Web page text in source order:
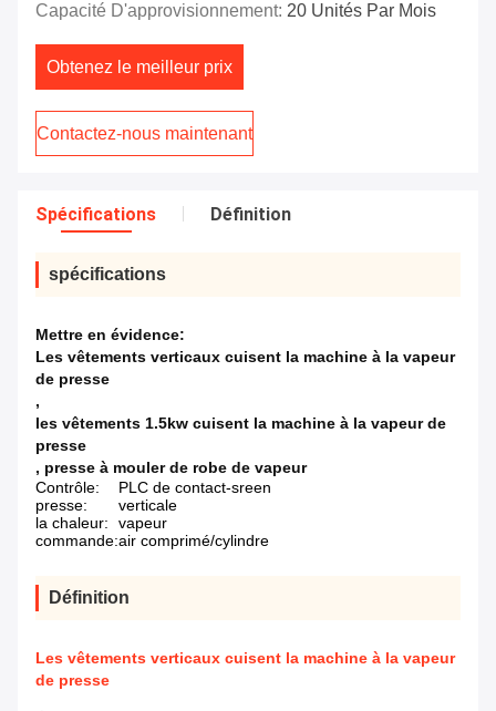
Capacité D'approvisionnement: 20 Unités Par Mois
Obtenez le meilleur prix
Contactez-nous maintenant
Spécifications Définition
spécifications
Mettre en évidence:
Les vêtements verticaux cuisent la machine à la vapeur
de presse
,
les vêtements 1.5kw cuisent la machine à la vapeur de
presse
, presse à mouler de robe de vapeur
Contrôle:
PLC de contact-sreen
presse:
verticale
la chaleur:
vapeur
commande:air comprimé/cylindre
Définition
Les vêtements verticaux cuisent la machine à la vapeur
de presse